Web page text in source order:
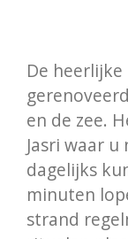
De
en de zee.
Jasri waar
dagelijks
minuten
strand